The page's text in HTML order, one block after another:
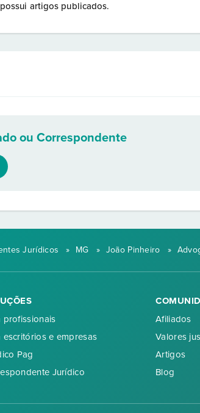
artigos publicados.
ou Correspondente
Jurídicos » MG » João Pinheiro »
profissionais
escritórios e empresas
Pag
Jurídico
Afiliados
Valores
Artigos
Blog